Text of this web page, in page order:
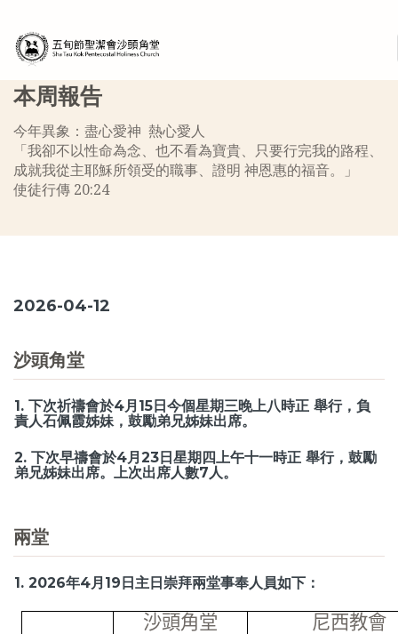
本周報告
今年異象：盡心愛神 熱心愛人
「我卻不以性命為念、也不看為寶貴、只要行完我的路程、
成就我從主耶穌所領受的職事、證明 神恩惠的福音。」
使徒行傳 20:24
2026-04-12
沙頭角堂
1. 下次祈禱會於4月15日今個星期三晚上八時正 舉行，負
責人石佩霞姊妹，鼓勵弟兄姊妹出席。
2. 下次早禱會於4月23日星期四上午十一時正 舉行，鼓勵
弟兄姊妹出席。上次出席人數7人。
兩堂
1. 2026年4月19日主日崇拜兩堂事奉人員如下：
沙頭角堂 尼西教會